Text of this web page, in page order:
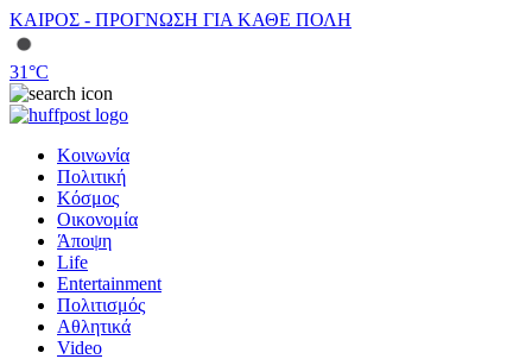
ΚΑΙΡΟΣ - ΠΡΟΓΝΩΣΗ ΓΙΑ ΚΑΘΕ ΠΟΛΗ
31°C
Κοινωνία
Πολιτική
Κόσμος
Οικονομία
Άποψη
Life
Entertainment
Πολιτισμός
Αθλητικά
Video